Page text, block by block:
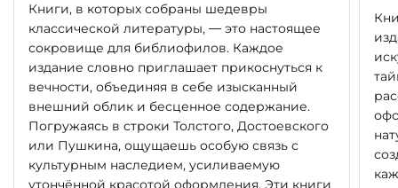
Книги, в которых собраны шедевры
классической литературы, — это настоящее
сокровище для библиофилов. Каждое
издание словно приглашает прикоснуться к
вечности, объединяя в себе изысканный
внешний облик и бесценное содержание.
Погружаясь в строки Толстого, Достоевского
или Пушкина, ощущаешь особую связь с
культурным наследием, усиливаемую
утончённой красотой оформления. Эти книги